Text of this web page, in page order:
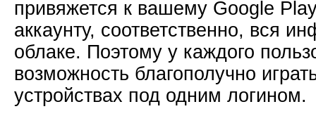
привяжется к вашему Google
аккаунту, соответственно, вся
облаке. Поэтому у каждого
возможность благополучно
устройствах под одним логином.